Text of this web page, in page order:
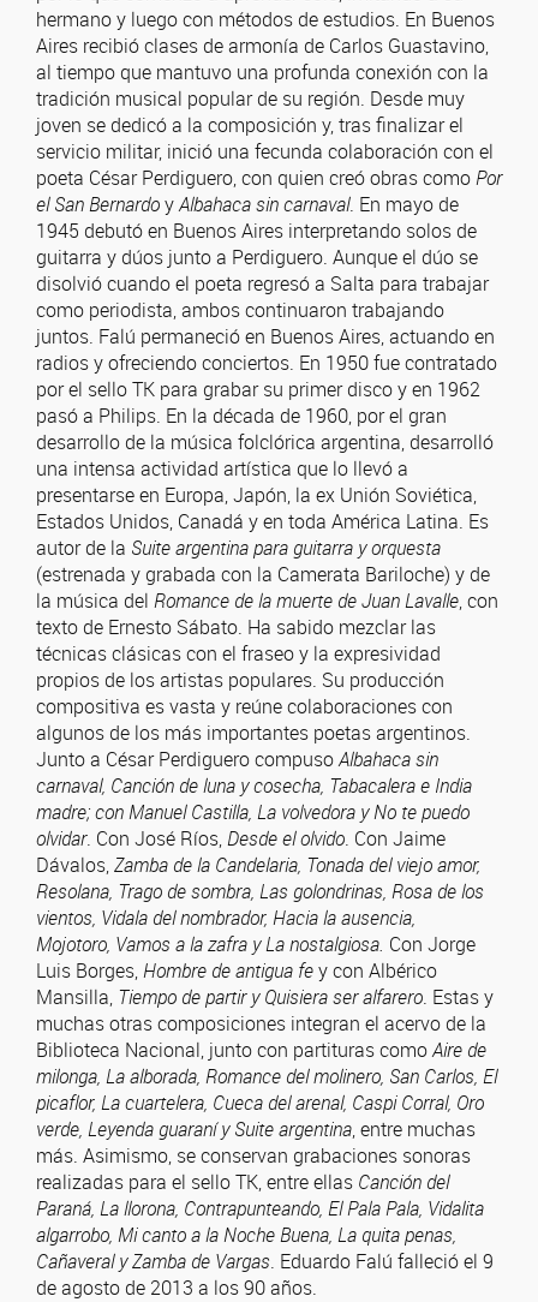
hermano y luego con métodos de estudios. En Buenos
Aires recibió clases de armonía de Carlos Guastavino,
al tiempo que mantuvo una profunda conexión con la
tradición musical popular de su región. Desde muy
joven se dedicó a la composición y, tras finalizar el
servicio militar, inició una fecunda colaboración con el
poeta César Perdiguero, con quien creó obras comoPor
el San BernardoyAlbahaca sin carnaval. En mayo de
1945 debutó en Buenos Aires interpretando solos de
guitarra y dúos junto a Perdiguero. Aunque el dúo se
disolvió cuando el poeta regresó a Salta para trabajar
como periodista, ambos continuaron trabajando
juntos. Falú permaneció en Buenos Aires, actuando en
radios y ofreciendo conciertos. En 1950 fue contratado
por el sello TK para grabar su primer disco y en 1962
pasó a Philips. En la década de 1960, por el gran
desarrollo de la música folclórica argentina, desarrolló
una intensa actividad artística que lo llevó a
presentarse en Europa, Japón, la ex Unión Soviética,
Estados Unidos, Canadá y en toda América Latina. Es
autor de la Suite argentina para guitarra y orquesta
(estrenada y grabada con la Camerata Bariloche) y de
la música del Romance de la muerte de Juan Lavalle, con
texto de Ernesto Sábato. Ha sabido mezclar las
técnicas clásicas con el fraseo y la expresividad
propios de los artistas populares. Su producción
compositiva es vasta y reúne colaboraciones con
algunos de los más importantes poetas argentinos.
Junto a César Perdiguero compusoAlbahaca sin
carnaval, Canción de luna y cosecha, Tabacalera e India
madre; con Manuel Castilla, La volvedora y No te puedo
olvidar. Con José Ríos,Desde el olvido. Con Jaime
Dávalos,Zamba de la Candelaria, Tonada del viejo amor,
Resolana, Trago de sombra, Las golondrinas, Rosa de los
vientos, Vidala del nombrador, Hacia la ausencia,
Mojotoro, Vamos a la zafra y La nostalgiosa. Con Jorge
Luis Borges,Hombre de antigua fey con Albérico
Mansilla, Tiempo de partir y Quisiera ser alfarero. Estas y
muchas otras composiciones integran el acervo de la
Biblioteca Nacional, junto con partituras comoAire de
milonga, La alborada, Romance del molinero, San Carlos, El
picaflor, La cuartelera, Cueca del arenal, Caspi Corral, Oro
verde, Leyenda guaraní y Suite argentina, entre muchas
más. Asimismo, se conservan grabaciones sonoras
realizadas para el sello TK, entre ellas Canción del
Paraná, La llorona, Contrapunteando, El Pala Pala, Vidalita
algarrobo, Mi canto a la Noche Buena, La quita penas,
Cañaveral y Zamba de Vargas. Eduardo Falú falleció el 9
de agosto de 2013 a los 90 años.